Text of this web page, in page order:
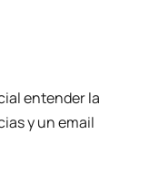
entender la
y un email